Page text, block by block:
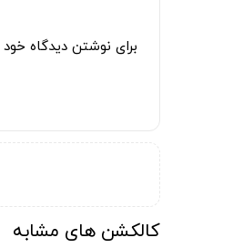
برای نوشتن دیدگاه خود
کالکشن های مشابه